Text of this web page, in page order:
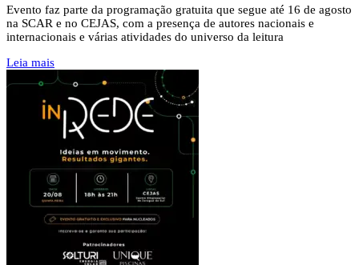
Evento faz parte da programação gratuita que segue até 16 de agosto
na SCAR e no CEJAS, com a presença de autores nacionais e
internacionais e várias atividades do universo da leitura
Leia mais